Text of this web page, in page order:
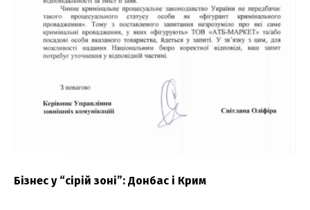
Бізнес у “сірій зоні”: Донбас і Крим